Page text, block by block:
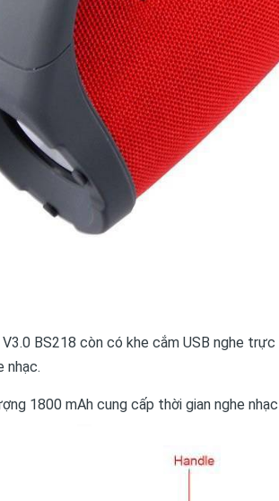
BS218 còn có khe cắm USB nghe
nhạc.
1800 mAh cung cấp thời gian nghe